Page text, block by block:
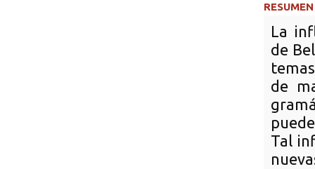
RESUMEN
La
de
de
Tal